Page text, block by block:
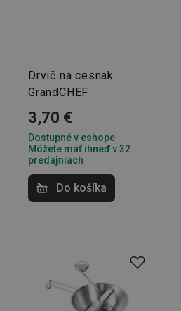
Drvič na cesnak
GrandCHEF
3,70 €
Dostupné v eshope
Môžete mať ihneď v 32
predajniach
Do košíka